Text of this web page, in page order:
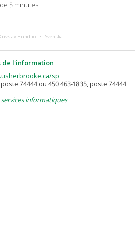
5 minutes
av Hund.io Svenska
de l'information
sp
74444 ou 450 463-1835, poste 74444
informatiques